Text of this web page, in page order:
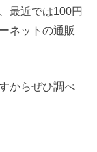
最近では100円
ネットの通販
からぜひ調べ